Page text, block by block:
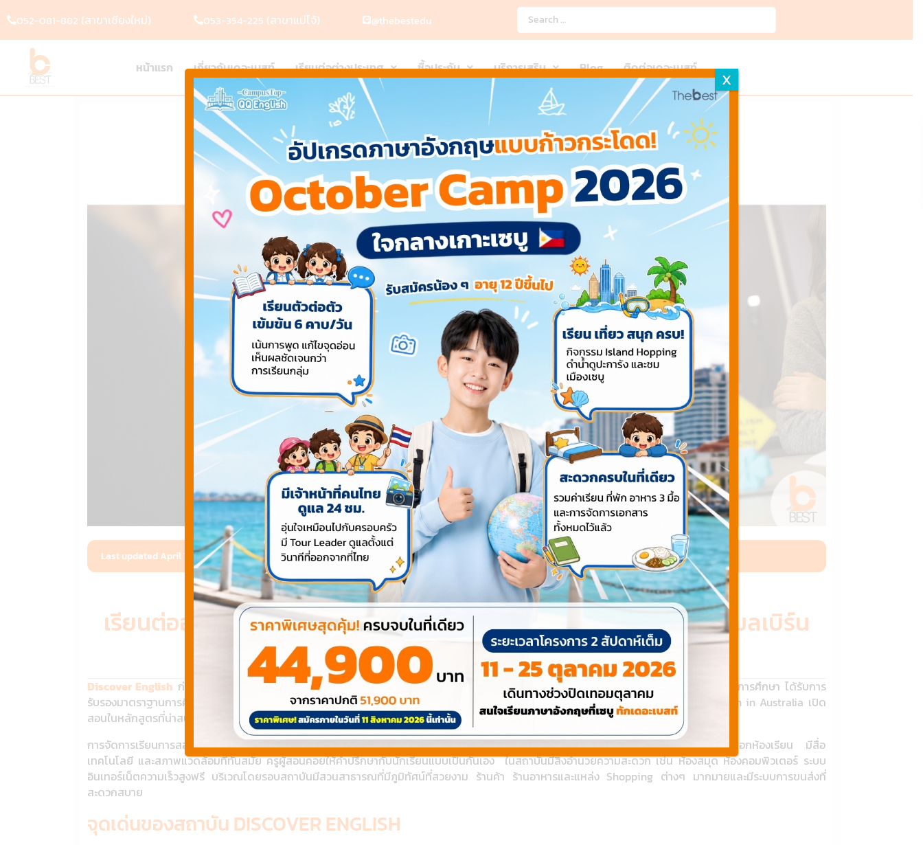
052-081-882 (สาขาเชียงใหม่) 053-354-225 (สาขาแม่โจ้) @thebestedu
หน้าแรก เกี่ยวกับเดอะเบสท์ เรียนต่อต่างประเทศ ซื้อประกัน บริการเสริม Blog ติดต่อเดอะเบสท์
Last updated April 17, 2024 ago byWebmaster Thebest
Favorite Print
เรียนต่อออสเตรเลีย กับสถาบัน Discover English เรียนภาษา เมืองเมลเบิร์น
เดอะเบสท์ เรียนต่อต่างประเทศ
Discover English ก่อตั้งขึ้นในปี 2010 ในเมือง Melbourne รัฐ Victoria ประเทศออสเตรเลีย เป็นสถาบันสอนภาษาที่มีชื่อเสียงและมีมาตราฐานในการศึกษา ได้รับการ
รับรองมาตราฐานการศึกษาจาก NEAS เป็นที่ยอมรับในระดับสากล และสถาบันเป็นสมาชิก English language sector of international education in Australia เปิด
สอนในหลักสูตรที่น่าสนใจเช่น General English, English for Academic Purposes, IELTS IELTS Preparation และ Business English
การจัดการเรียนการสอนในชั้นเรียนขนาดเล็ก โดยครูผู้สอนที่มีประสบการณ์และมีความเชี่ยวชาน ในการจัดกิจกรรมการเรียนรู้ทั้งในห้องเรียนและนอกห้องเรียน มีสื่อ
เทคโนโลยี และสภาพแวดล้อมที่ทันสมัย ครูผู้สอนคอยให้คำปรึกษากับนักเรียนแบบเป็นกันเอง ในสถาบันมีสิ่งอำนวยความสะดวก เช่น ห้องสมุด ห้องคอมพิวเตอร์ ระบบ
อินเทอร์เน็ตความเร็วสูงฟรี บริเวณโดยรอบสถาบันมีสวนสาธารณที่มีภูมิทัศน์ที่สวยงาม ร้านค้า ร้านอาหารและแหล่ง Shopping ต่างๆ มากมายและมีระบบการขนส่งที่
สะดวกสบาย
จุดเด่นของสถาบัน DISCOVER ENGLISH
X